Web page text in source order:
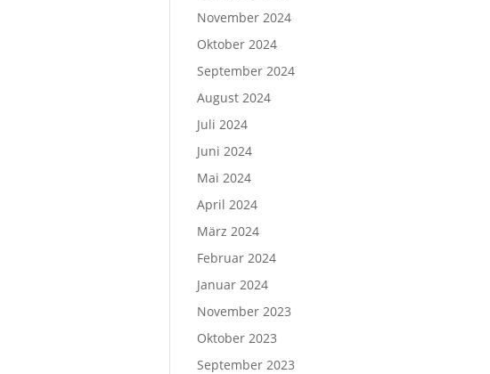
November 2024
Oktober 2024
September 2024
August 2024
Juli 2024
Juni 2024
Mai 2024
April 2024
März 2024
Februar 2024
Januar 2024
November 2023
Oktober 2023
September 2023